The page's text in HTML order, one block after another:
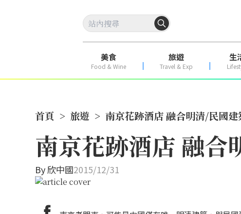
美食
Food & Wine
旅遊
Travel & Exp
生
首頁 > 旅遊 > 南京花跡酒店 融合明清/民國
南京花跡酒店 融合
By欣中國2015/12/31